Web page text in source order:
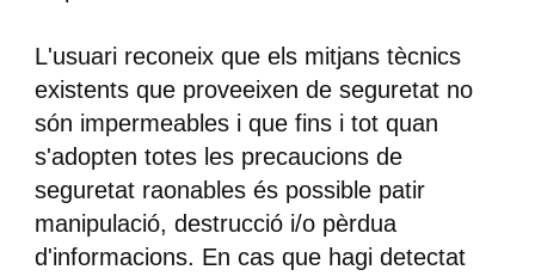
L'usuari reconeix que els mitjans tècnics
existents que proveeixen de seguretat no
són impermeables i que fins i tot quan
s'adopten totes les precaucions de
seguretat raonables és possible patir
manipulació, destrucció i/o pèrdua
d'informacions. En cas que hagi detectat